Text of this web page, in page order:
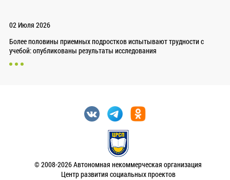
02 Июля 2026
Более половины приемных подростков испытывают трудности с
учебой: опубликованы результаты исследования
© 2008-2026 Автономная некоммерческая организация
Центр развития социальных проектов